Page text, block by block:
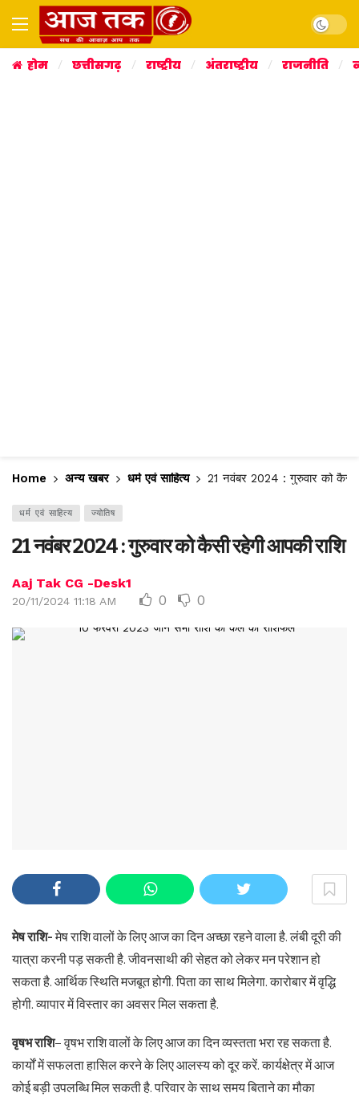
Dark
होम छत्तीसगढ़ राष्ट्रीय अंतराष्ट्रीय राजनीति
Home अन्य खबर धर्म एवं साहित्य 21 नवंबर 2024 : गुरुवार को कैसी
धर्म एवं साहित्य ज्योतिष
21 नवंबर 2024 : गुरुवार को कैसी रहेगी आपकी राशि
Aaj Tak CG -Desk1
20/11/2024 11:18 AM 0 0
मेष राशि-मेष राशि वालों के लिए आज का दिन अच्छा रहने वाला है. लंबी दूरी की
यात्रा करनी पड़ सकती है. जीवनसाथी की सेहत को लेकर मन परेशान हो
सकता है. आर्थिक स्थिति मजबूत होगी. पिता का साथ मिलेगा. कारोबार में वृद्धि
होगी. व्यापार में विस्तार का अवसर मिल सकता है.
वृषभ राशि– वृषभ राशि वालों के लिए आज का दिन व्यस्तता भरा रह सकता है.
कार्यों में सफलता हासिल करने के लिए आलस्य को दूर करें. कार्यक्षेत्र में आज
कोई बड़ी उपलब्धि मिल सकती है. परिवार के साथ समय बिताने का मौका